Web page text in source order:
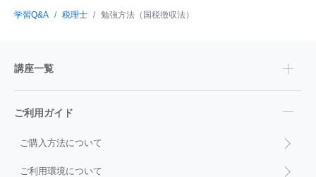
学習Q&A 税理士 勉強方法（国税徴収法）
講座一覧
ご利用ガイド
ご購入方法について
ご利用環境について